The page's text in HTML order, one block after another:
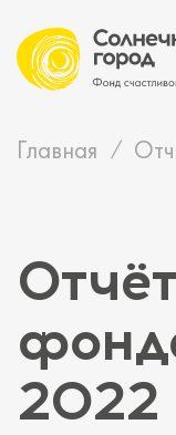
Главная
2022